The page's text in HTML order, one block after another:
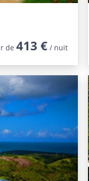
de413 € / nuit